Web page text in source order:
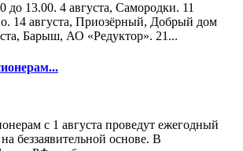
до 13.00. 4 августа, Самородки. 11
14 августа, Приозёрный, Добрый дом
Барыш, АО «Редуктор». 21...
с 1 августа проведут ежегодный
беззаявительной основе. В